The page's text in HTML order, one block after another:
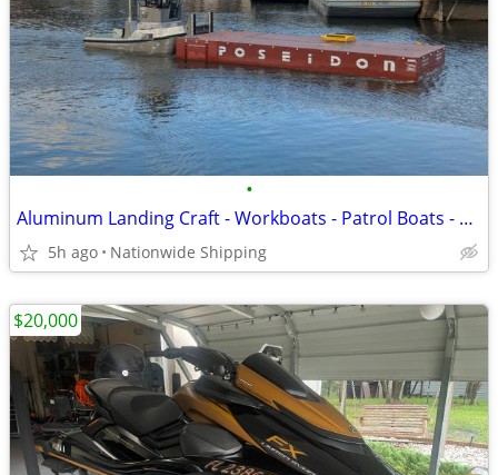
•
Aluminum Landing Craft - Workboats - Patrol Boats - Barges In Stock
5h ago Nationwide Shipping
$20,000